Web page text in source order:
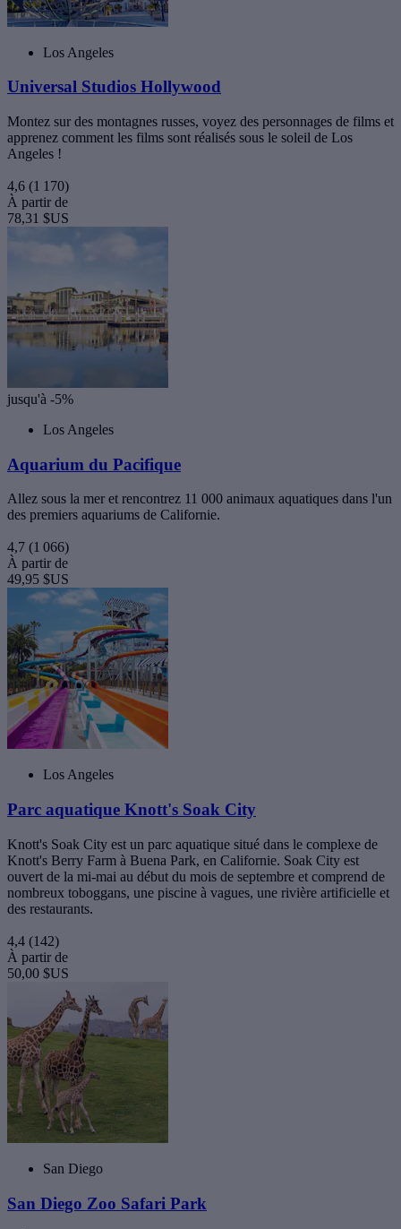
Los Angeles
Universal Studios Hollywood
Montez sur des montagnes russes, voyez des personnages de films et
apprenez comment les films sont réalisés sous le soleil de Los
Angeles !
4,6 (1 170)
À partir de
78,31 $US
jusqu'à -5%
Los Angeles
Aquarium du Pacifique
Allez sous la mer et rencontrez 11 000 animaux aquatiques dans l'un
des premiers aquariums de Californie.
4,7 (1 066)
À partir de
49,95 $US
Los Angeles
Parc aquatique Knott's Soak City
Knott's Soak City est un parc aquatique situé dans le complexe de
Knott's Berry Farm à Buena Park, en Californie. Soak City est
ouvert de la mi-mai au début du mois de septembre et comprend de
nombreux toboggans, une piscine à vagues, une rivière artificielle et
des restaurants.
4,4 (142)
À partir de
50,00 $US
San Diego
San Diego Zoo Safari Park